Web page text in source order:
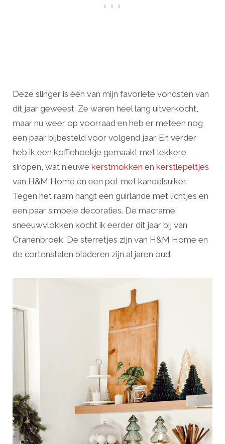
Deze slinger is één van mijn favoriete vondsten van
dit jaar geweest. Ze waren heel lang uitverkocht,
maar nu weer op voorraad en heb er meteen nog
een paar bijbesteld voor volgend jaar. En verder
heb ik een koffiehoekje gemaakt met lekkere
siropen, wat nieuwe kerstmokken en kerstlepeltjes
van H&M Home en een pot met kaneelsuiker.
Tegen het raam hangt een guirlande met lichtjes en
een paar simpele decoraties. De macramé
sneeuwvlokken kocht ik eerder dit jaar bij van
Cranenbroek. De sterretjes zijn van H&M Home en
de cortenstalen bladeren zijn al jaren oud.